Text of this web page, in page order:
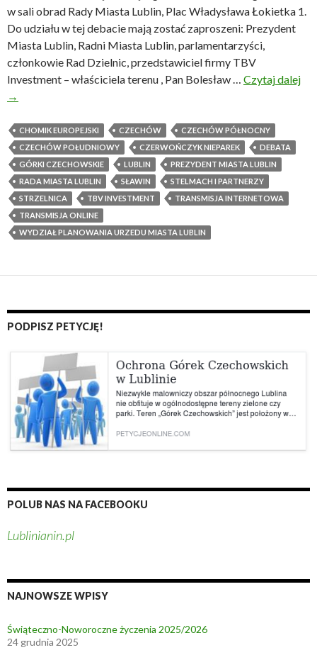
u
e
w
s
a
d
d
s
m
g
w
b
l
i
n
i
e
w sali obrad Rady Miasta Lublin, Plac Władysława Łokietka 1.
Do udziału w tej debacie mają zostać zaproszeni: Prezydent
Miasta Lublin, Radni Miasta Lublin, parlamentarzyści,
członkowie Rad Dzielnic, przedstawiciel firmy TBV
Investment – właściciela terenu , Pan Bolesław … Czytaj dalej
a
ł
ś
→
CHOMIK EUROPEJSKI CZECHÓW
CZECHÓW PÓŁNOCNY
CZECHÓW POŁUDNIOWY
CZERWOŃCZYK NIEPAREK
DEBATA
GÓRKI CZECHOWSKIE
LUBLIN
PREZYDENT MIASTA LUBLIN
RADA MIASTA LUBLIN
SŁAWIN
STELMACH I PARTNERZY
STRZELNICA
TBV INVESTMENT
TRANSMISJA INTERNETOWA
TRANSMISJA ONLINE
WYDZIAŁ PLANOWANIA URZEDU MIASTA LUBLIN
PODPISZ PETYCJĘ!
POLUB NAS NA FACEBOOKU
Lublinianin.pl
NAJNOWSZE WPISY
Świąteczno-Noworoczne życzenia 2025/2026
24 grudnia 2025